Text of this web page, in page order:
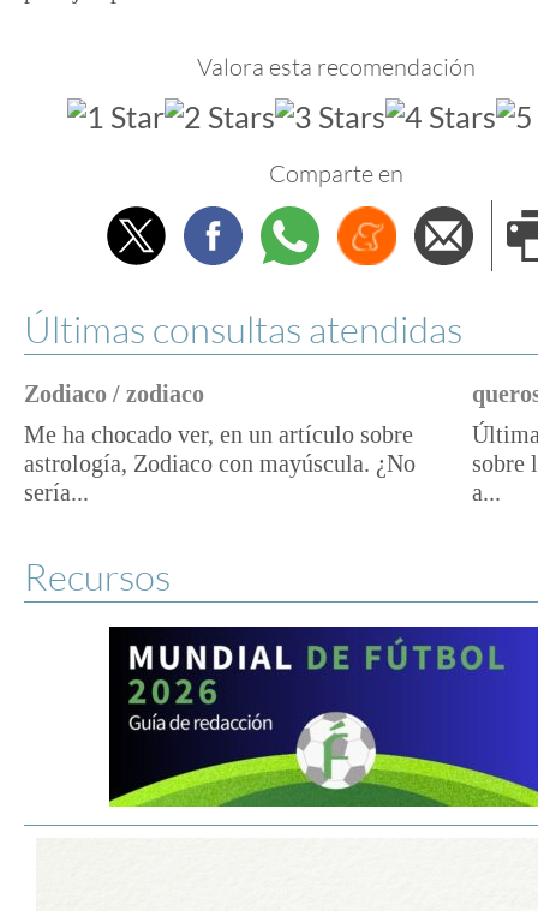
Valora esta recomendación
Comparte en
TwitterFacebookWhatsappMenéame
Últimas consultas atendidas
Zodiaco / zodiaco
Me ha chocado ver, en un artículo sobre
astrología, Zodiaco con mayúscula. ¿No
sería...
sobre
a...
Recursos